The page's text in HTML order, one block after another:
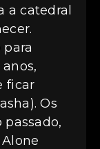
a catedral
ficar
Os